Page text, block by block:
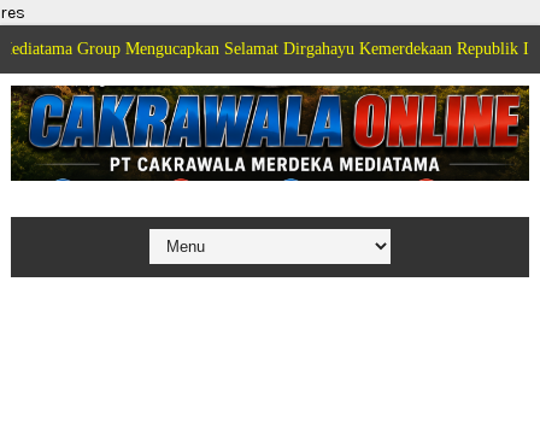
res
Mengucapkan Selamat Dirgahayu Kemerdekaan Republik Indonesia ke